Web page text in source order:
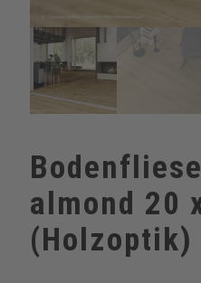
almond 20
(Holzoptik)